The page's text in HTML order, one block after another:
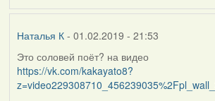
Наталья К- 01.02.2019 - 21:53
Это соловей поёт? на видео
https://vk.com/kakayato8?